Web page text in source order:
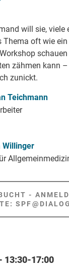
will sie, viele
Thema oft wie
zähmen kann
zunickt.
Teichmann
Willinger
-
13:30-17:00